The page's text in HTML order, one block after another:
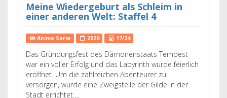
Meine Wiedergeburt als Schleim in
einer anderen Welt: Staffel 4
Anime Serie 2026 17/24
Das Gründungsfest des Dämonenstaats Tempest
war ein voller Erfolg und das Labyrinth wurde feierlich
eröffnet. Um die zahlreichen Abenteurer zu
versorgen, wurde eine Zweigstelle der Gilde in der
Stadt errichtet.…